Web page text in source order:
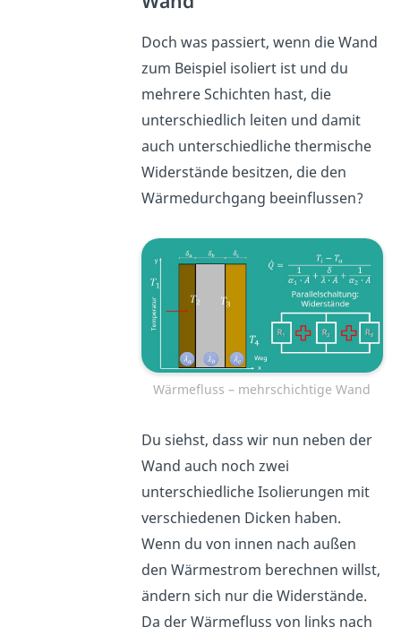
Doch was passiert, wenn die Wand
zum Beispiel isoliert ist und du
mehrere Schichten hast, die
unterschiedlich leiten und damit
auch unterschiedliche thermische
Widerstände besitzen, die den
Wärmedurchgang beeinflussen?
Wärmefluss – mehrschichtige Wand
Du siehst, dass wir nun neben der
Wand auch noch zwei
unterschiedliche Isolierungen mit
verschiedenen Dicken haben.
Wenn du von innen nach außen
den Wärmestrom berechnen willst,
ändern sich nur die Widerstände.
Da der Wärmefluss von links nach